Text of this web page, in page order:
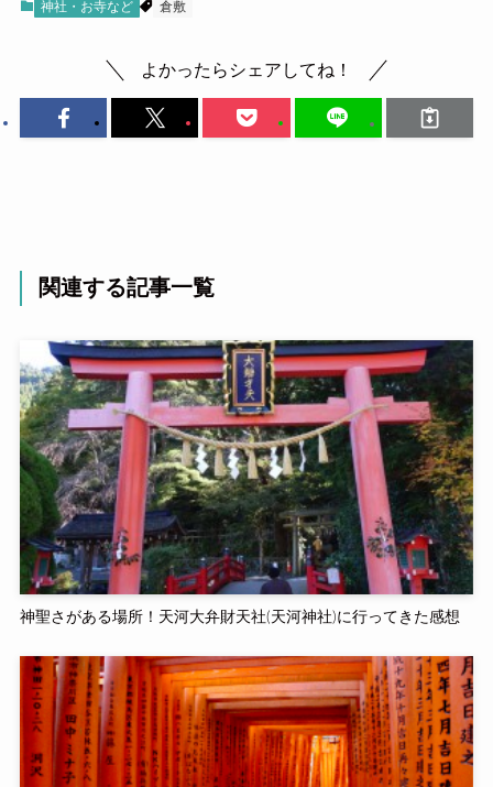
神社・お寺など 倉敷
よかったらシェアしてね！
関連する記事一覧
神聖さがある場所！天河大弁財天社(天河神社)に行ってきた感想